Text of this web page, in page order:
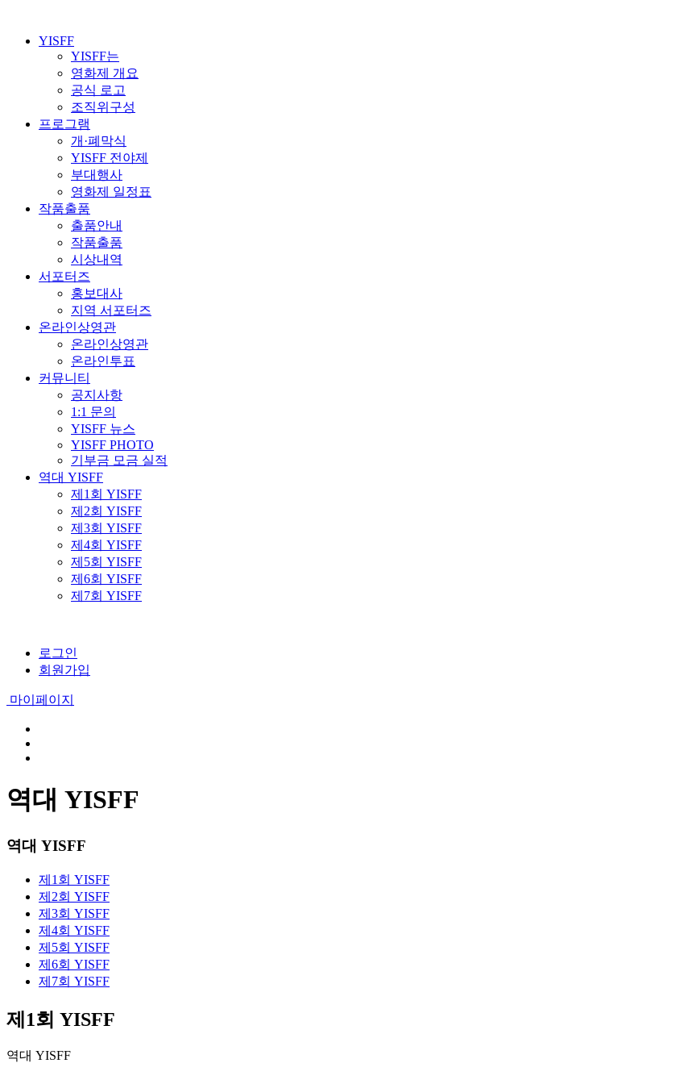
YISFF
YISFF는
영화제 개요
공식 로고
조직위구성
프로그램
개·폐막식
YISFF 전야제
부대행사
영화제 일정표
작품출품
출품안내
작품출품
시상내역
서포터즈
홍보대사
지역 서포터즈
온라인상영관
온라인상영관
온라인투표
커뮤니티
공지사항
1:1 문의
YISFF 뉴스
YISFF PHOTO
기부금 모금 실적
역대 YISFF
제1회 YISFF
제2회 YISFF
제3회 YISFF
제4회 YISFF
제5회 YISFF
제6회 YISFF
제7회 YISFF
로그인
회원가입
마이페이지
역대 YISFF
역대 YISFF
제1회 YISFF
제2회 YISFF
제3회 YISFF
제4회 YISFF
제5회 YISFF
제6회 YISFF
제7회 YISFF
제1회 YISFF
역대 YISFF